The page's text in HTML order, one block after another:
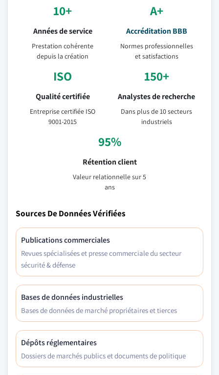
10+
Années de service
Prestation cohérente
depuis la création
A+
Accréditation BBB
Normes professionnelles
et satisfactions
ISO
Qualité certifiée
Entreprise certifiée ISO
9001-2015
150+
Analystes de recherche
Dans plus de 10 secteurs
industriels
95%
Rétention client
Valeur relationnelle sur 5
ans
Sources De Données Vérifiées
Publications commerciales
Revues spécialisées et presse commerciale du secteur
sécurité & défense
Bases de données industrielles
Bases de données de marché propriétaires et tierces
Dépôts réglementaires
Dossiers de marchés publics et documents de politique